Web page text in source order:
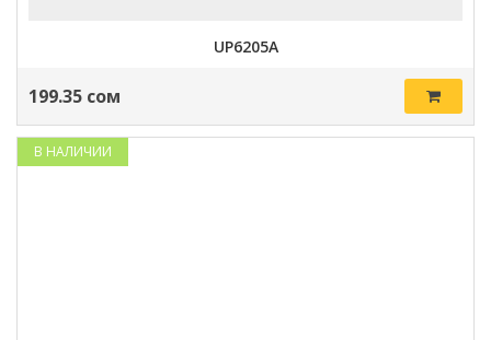
UP6205A
199.35 сом
В НАЛИЧИИ